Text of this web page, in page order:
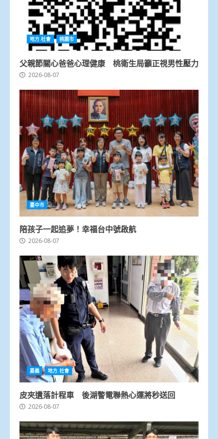
地方.社會 桃園市
父親節關心爸爸心理健康 桃衛生局籲正視男性壓力
2026-08-07
臺中市
陪孩子一起追夢！幸福台中號啟航
2026-08-07
嘉義 地方.社會
皮夾遺落計程車 後湖警電聯熱心運將秒送回
2026-08-07